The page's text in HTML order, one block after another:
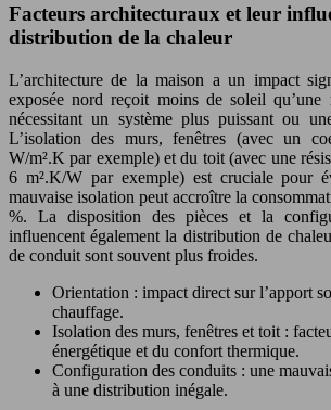
Facteurs architecturaux et leur
distribution de la chaleur
L’architecture de la maison a un impact
exposée nord reçoit moins de soleil qu’une
nécessitant un système plus puissant ou
L’isolation des murs, fenêtres (avec un
W/m².K par exemple) et du toit (avec une
6 m².K/W par exemple) est cruciale pour
mauvaise isolation peut accroître la
%. La disposition des pièces et la
influencent également la distribution de
de conduit sont souvent plus froides.
Orientation : impact direct sur l’apport
chauffage.
Isolation des murs, fenêtres et toit :
énergétique et du confort thermique.
Configuration des conduits : une
à une distribution inégale.